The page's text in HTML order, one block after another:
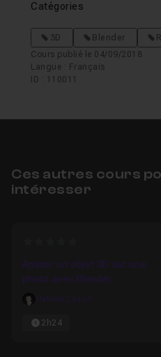
Catégories
3D Blender
Cours publié le 04/09/2018
Langue : Français
ID : 110011
Ces autres cours
intéresser
Animer un objet 3D sur une
photo avec Blender
Patrick Lazon
2h24